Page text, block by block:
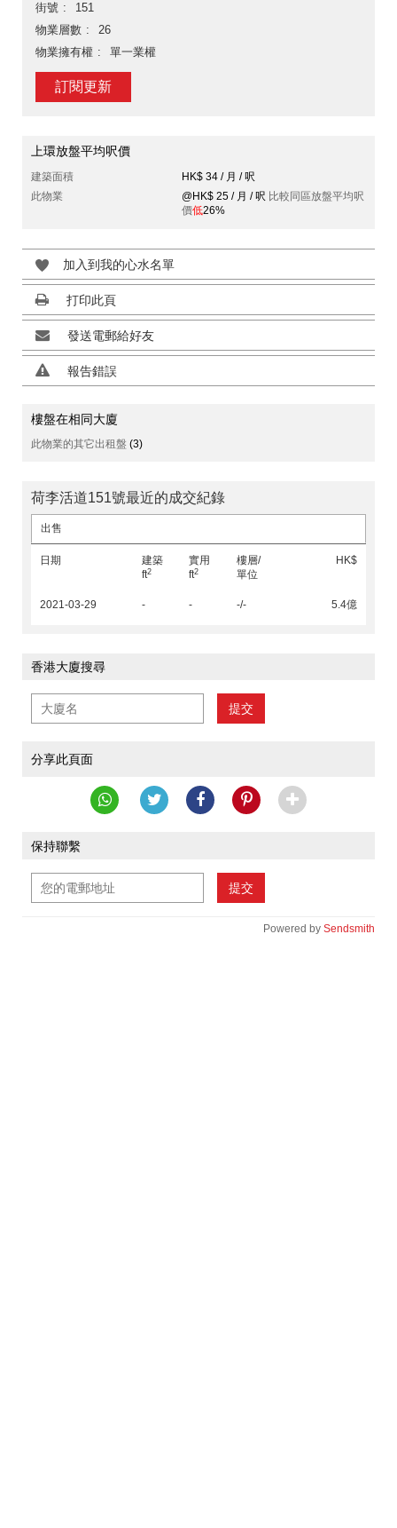
街號
151
物業層數
26
物業擁有權
單一業權
訂閱更新
上環放盤平均呎價
建築面積
HK$ 34 / 月 / 呎
此物業
@HK$ 25 / 月 / 呎 比較同區放盤平均呎
價低26%
加入到我的心水名單
打印此頁
發送電郵給好友
報告錯誤
樓盤在相同大廈
此物業的其它出租盤 (3)
荷李活道151號最近的成交紀錄
出售
日期
建築
ft2
實用
ft2
樓層/
單位
HK$
2021-03-29 - - -/- 5.4億
香港大廈搜尋
提交
分享此頁面
保持聯繫
提交
Powered by Sendsmith